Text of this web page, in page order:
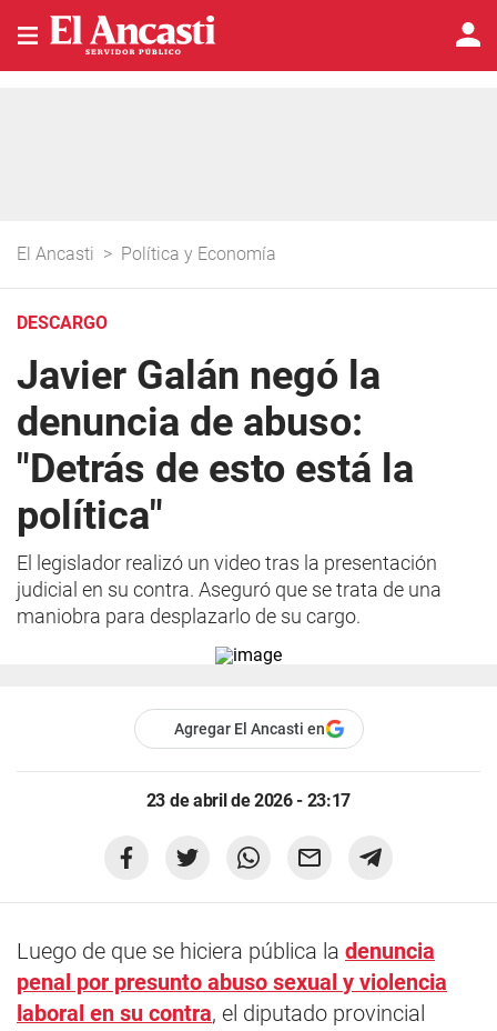
El Ancasti > Política y Economía
DESCARGO
Javier Galán negó la
denuncia de abuso:
"Detrás de esto está la
política"
El legislador realizó un video tras la presentación
judicial en su contra. Aseguró que se trata de una
maniobra para desplazarlo de su cargo.
Agregar El Ancasti en
23 de abril de 2026 - 23:17
Luego de que se hiciera pública la denuncia
penal por presunto abuso sexual y violencia
laboral en su contra, el diputado provincial